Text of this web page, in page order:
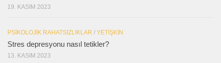
19. KASIM 2023
PSIKOLOJIK RAHATSIZLIKLAR / YETIŞKIN
Stres depresyonu nasıl tetikler?
13. KASIM 2023